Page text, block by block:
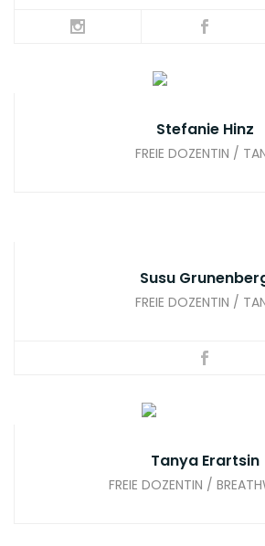
Stefanie Hinz
FREIE DOZENTIN /
Susu
FREIE DOZENTIN /
Tanya Erartsin
FREIE DOZENTIN /